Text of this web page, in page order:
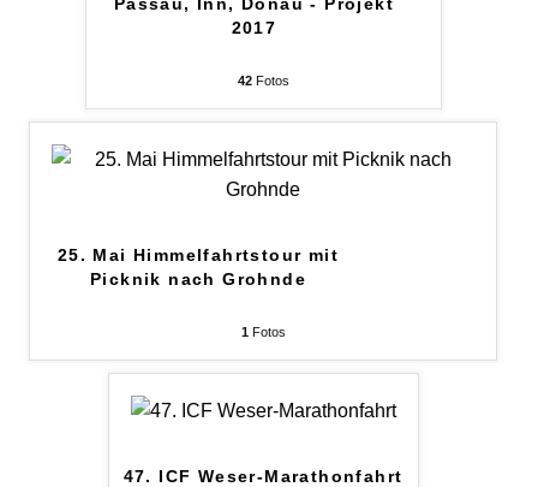
2017
42Fotos
25. Mai Himmelfahrtstour mit
Picknik nach Grohnde
1Fotos
47. ICF Weser-Marathonfahrt